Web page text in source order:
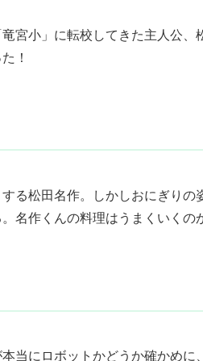
宮小」に転校してきた主人公、
！
る松田名作。しかしおにぎり
名作くんの料理はうまくいくの
当にロボットかどうか確かめ